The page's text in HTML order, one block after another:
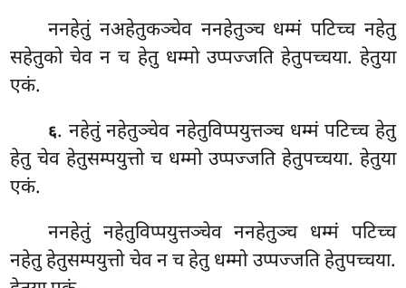
ननहेतुं नअहेतुकञ्चेव ननहेतुञ्च धम्मं पटिच्च नहेतु
सहेतुको चेव न च हेतु धम्मो उप्पज्जति हेतुपच्चया. हेतुया
एकं.
६. नहेतुं नहेतुञ्चेव नहेतुविप्पयुत्तञ्च धम्मं पटिच्च हेतु
हेतु चेव हेतुसम्पयुत्तो च धम्मो उप्पज्जति हेतुपच्चया. हेतुया
एकं.
ननहेतुं नहेतुविप्पयुत्तञ्चेव ननहेतुञ्च धम्मं पटिच्च
नहेतु हेतुसम्पयुत्तो चेव न च हेतु धम्मो उप्पज्जति हेतुपच्चया.